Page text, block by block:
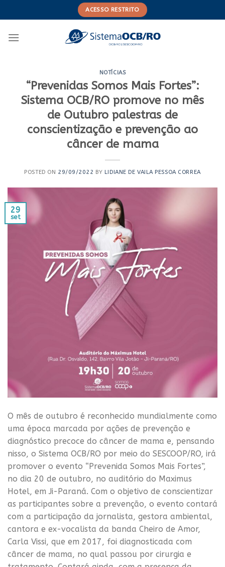
to
ACESSO RESTRITO
NOTÍCIAS
“Prevenidas Somos Mais Fortes”:
Sistema OCB/RO promove no mês
de Outubro palestras de
conscientização e prevenção ao
câncer de mama
POSTED ON 29/09/2022 BY LIDIANE DE VAILA PESSOA CORREA
29
set
O mês de outubro é reconhecido mundialmente como
uma época marcada por ações de prevenção e
diagnóstico precoce do câncer de mama e, pensando
nisso, o Sistema OCB/RO por meio do SESCOOP/RO, irá
promover o evento “Prevenida Somos Mais Fortes”,
no dia 20 de outubro, no auditório do Maximus
Hotel, em Ji-Paraná. Com o objetivo de conscientizar
as participantes sobre a prevenção, o evento contará
com a participação da jornalista, gestora ambiental,
cantora e ex-vocalista da banda Cheiro de Amor,
Carla Vissi, que em 2017, foi diagnosticada com
câncer de mama, no qual passou por cirurgia e